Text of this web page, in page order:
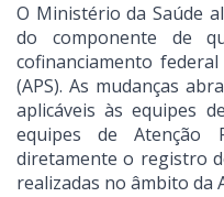
O Ministério da Saúde
do componente de
cofinanciamento
(APS). As mudanças
aplicáveis às equipes
equipes de Atenção
diretamente o registro
realizadas no âmbito da